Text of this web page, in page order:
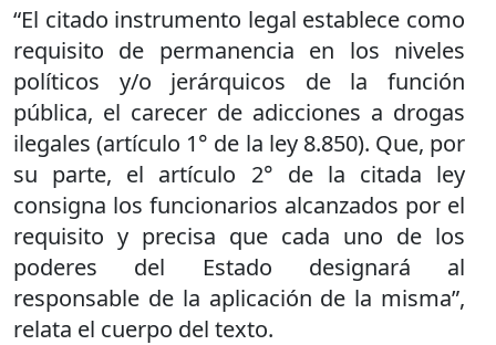
“El citado instrumento legal establece como
requisito de permanencia en los niveles
políticos y/o jerárquicos de la función
pública, el carecer de adicciones a drogas
ilegales (artículo 1° de la ley 8.850). Que, por
su parte, el artículo 2° de la citada ley
consigna los funcionarios alcanzados por el
requisito y precisa que cada uno de los
poderes del Estado designará al
responsable de la aplicación de la misma”,
relata el cuerpo del texto.